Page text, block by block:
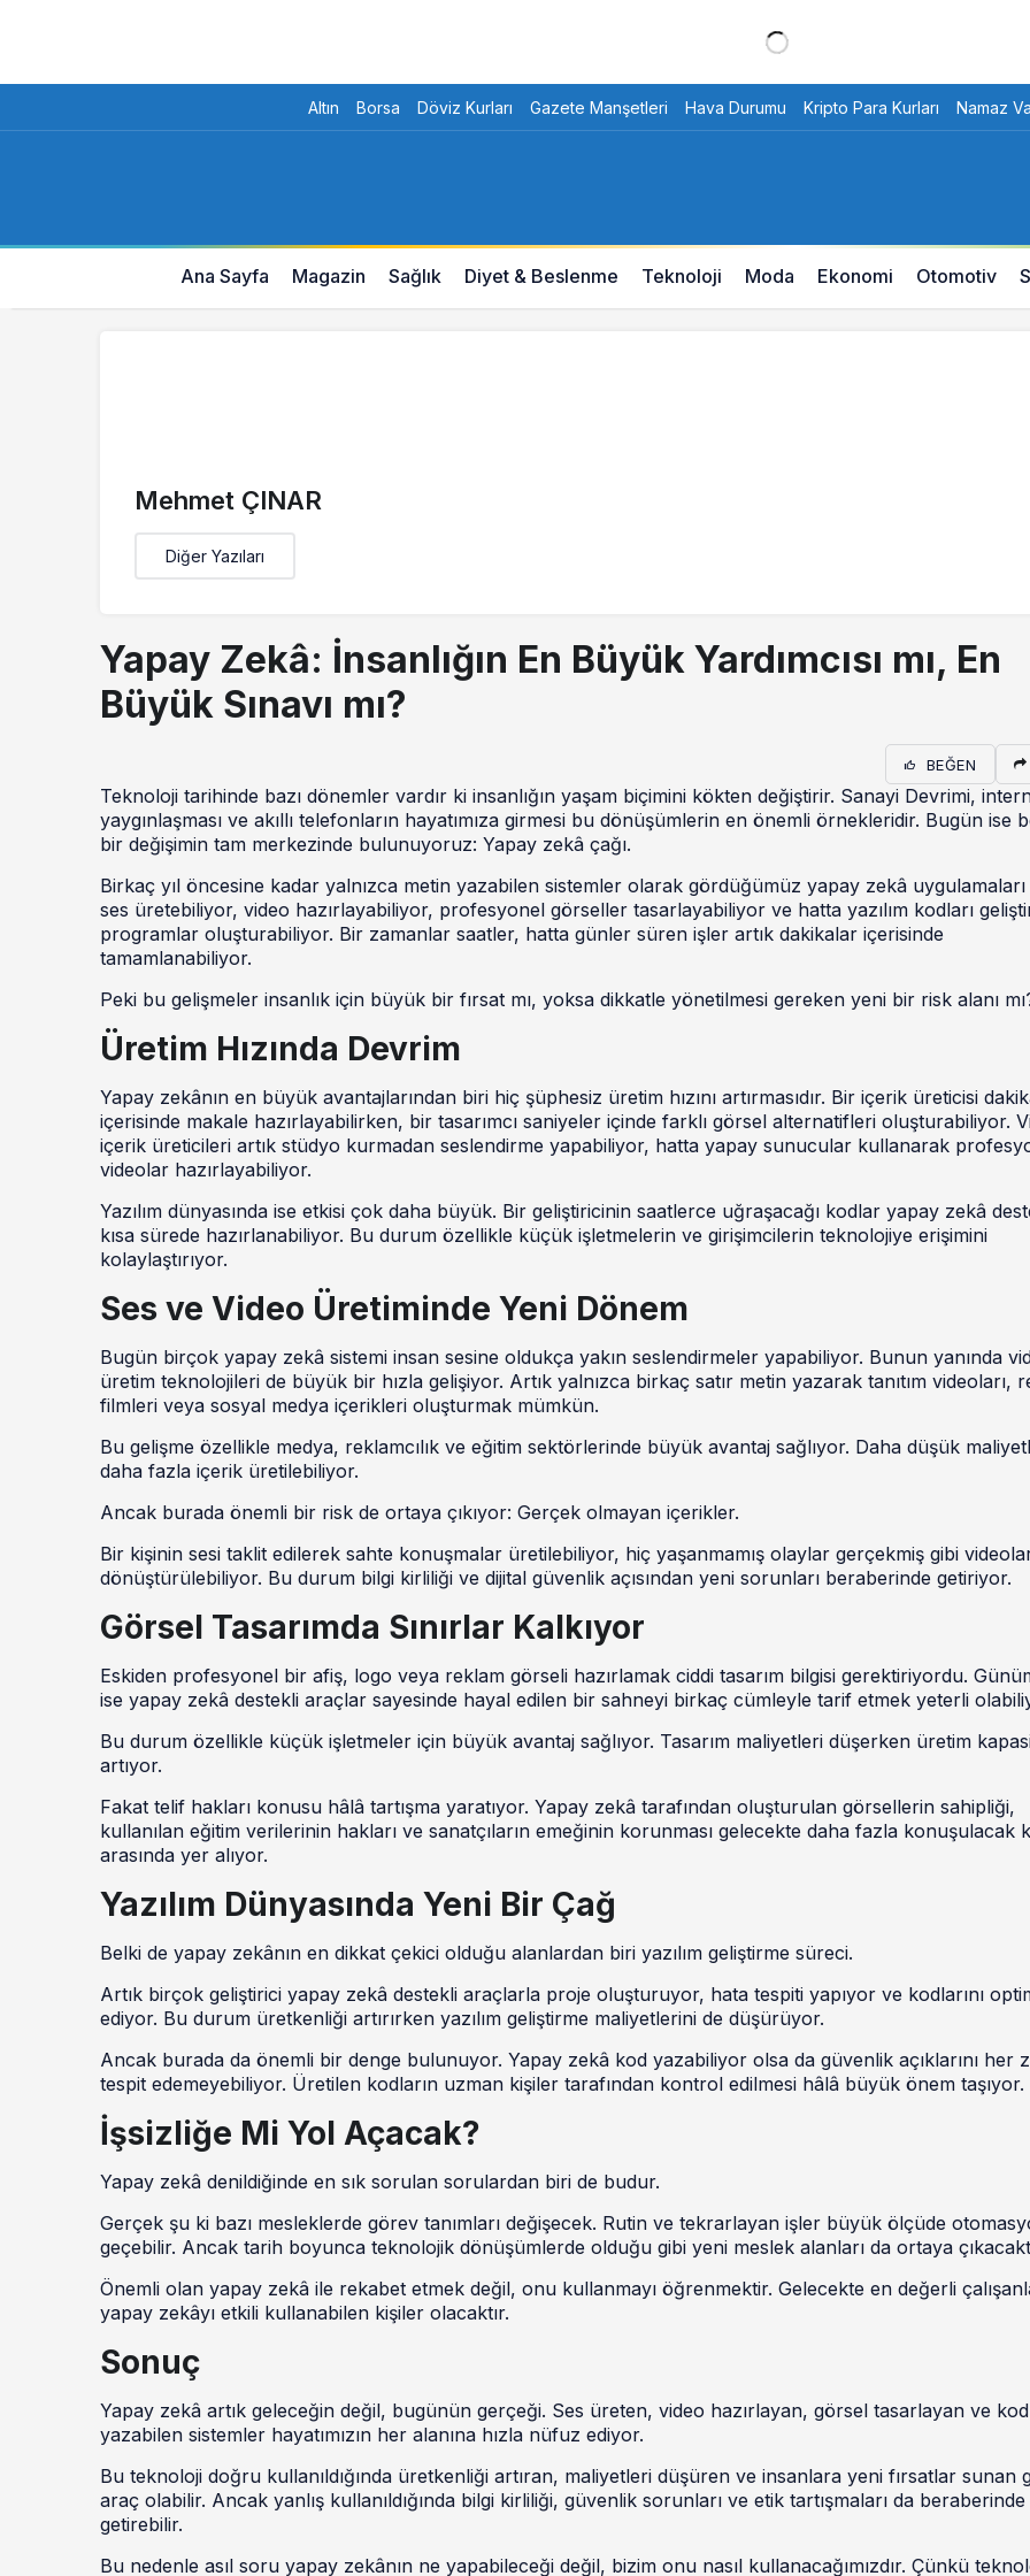
Altın Borsa Döviz Kurları Gazete Manşetleri Hava Durumu Kripto Para Kurları Namaz
Ana Sayfa Magazin Sağlık Diyet & Beslenme Teknoloji Moda Ekonomi Otomotiv
Mehmet ÇINAR
Diğer Yazıları
Yapay Zekâ: İnsanlığın En Büyük Yardımcısı mı, En
Büyük Sınavı mı?
BEĞEN
Teknoloji tarihinde bazı dönemler vardır ki insanlığın yaşam biçimini kökten değiştirir. Sanayi Devrimi,
yaygınlaşması ve akıllı telefonların hayatımıza girmesi bu dönüşümlerin en önemli örnekleridir. Bugün ise
bir değişimin tam merkezinde bulunuyoruz: Yapay zekâ çağı.
Birkaç yıl öncesine kadar yalnızca metin yazabilen sistemler olarak gördüğümüz yapay zekâ uygulamaları
ses üretebiliyor, video hazırlayabiliyor, profesyonel görseller tasarlayabiliyor ve hatta yazılım kodları
programlar oluşturabiliyor. Bir zamanlar saatler, hatta günler süren işler artık dakikalar içerisinde
tamamlanabiliyor.
Peki bu gelişmeler insanlık için büyük bir fırsat mı, yoksa dikkatle yönetilmesi gereken yeni bir risk alanı
Üretim Hızında Devrim
Yapay zekânın en büyük avantajlarından biri hiç şüphesiz üretim hızını artırmasıdır. Bir içerik üreticisi
içerisinde makale hazırlayabilirken, bir tasarımcı saniyeler içinde farklı görsel alternatifleri oluşturabiliyor.
içerik üreticileri artık stüdyo kurmadan seslendirme yapabiliyor, hatta yapay sunucular kullanarak
videolar hazırlayabiliyor.
Yazılım dünyasında ise etkisi çok daha büyük. Bir geliştiricinin saatlerce uğraşacağı kodlar yapay zekâ
kısa sürede hazırlanabiliyor. Bu durum özellikle küçük işletmelerin ve girişimcilerin teknolojiye erişimini
kolaylaştırıyor.
Ses ve Video Üretiminde Yeni Dönem
Bugün birçok yapay zekâ sistemi insan sesine oldukça yakın seslendirmeler yapabiliyor. Bunun yanında
üretim teknolojileri de büyük bir hızla gelişiyor. Artık yalnızca birkaç satır metin yazarak tanıtım videoları,
filmleri veya sosyal medya içerikleri oluşturmak mümkün.
Bu gelişme özellikle medya, reklamcılık ve eğitim sektörlerinde büyük avantaj sağlıyor. Daha düşük
daha fazla içerik üretilebiliyor.
Ancak burada önemli bir risk de ortaya çıkıyor: Gerçek olmayan içerikler.
Bir kişinin sesi taklit edilerek sahte konuşmalar üretilebiliyor, hiç yaşanmamış olaylar gerçekmiş gibi
dönüştürülebiliyor. Bu durum bilgi kirliliği ve dijital güvenlik açısından yeni sorunları beraberinde getiriyor.
Görsel Tasarımda Sınırlar Kalkıyor
Eskiden profesyonel bir afiş, logo veya reklam görseli hazırlamak ciddi tasarım bilgisi gerektiriyordu.
ise yapay zekâ destekli araçlar sayesinde hayal edilen bir sahneyi birkaç cümleyle tarif etmek yeterli
Bu durum özellikle küçük işletmeler için büyük avantaj sağlıyor. Tasarım maliyetleri düşerken üretim
artıyor.
Fakat telif hakları konusu hâlâ tartışma yaratıyor. Yapay zekâ tarafından oluşturulan görsellerin sahipliği,
kullanılan eğitim verilerinin hakları ve sanatçıların emeğinin korunması gelecekte daha fazla konuşulacak
arasında yer alıyor.
Yazılım Dünyasında Yeni Bir Çağ
Belki de yapay zekânın en dikkat çekici olduğu alanlardan biri yazılım geliştirme süreci.
Artık birçok geliştirici yapay zekâ destekli araçlarla proje oluşturuyor, hata tespiti yapıyor ve kodlarını
ediyor. Bu durum üretkenliği artırırken yazılım geliştirme maliyetlerini de düşürüyor.
Ancak burada da önemli bir denge bulunuyor. Yapay zekâ kod yazabiliyor olsa da güvenlik açıklarını her
tespit edemeyebiliyor. Üretilen kodların uzman kişiler tarafından kontrol edilmesi hâlâ büyük önem taşıyor.
İşsizliğe Mi Yol Açacak?
Yapay zekâ denildiğinde en sık sorulan sorulardan biri de budur.
Gerçek şu ki bazı mesleklerde görev tanımları değişecek. Rutin ve tekrarlayan işler büyük ölçüde
geçebilir. Ancak tarih boyunca teknolojik dönüşümlerde olduğu gibi yeni meslek alanları da ortaya
Önemli olan yapay zekâ ile rekabet etmek değil, onu kullanmayı öğrenmektir. Gelecekte en değerli
yapay zekâyı etkili kullanabilen kişiler olacaktır.
Sonuç
Yapay zekâ artık geleceğin değil, bugünün gerçeği. Ses üreten, video hazırlayan, görsel tasarlayan ve kod
yazabilen sistemler hayatımızın her alanına hızla nüfuz ediyor.
Bu teknoloji doğru kullanıldığında üretkenliği artıran, maliyetleri düşüren ve insanlara yeni fırsatlar sunan
araç olabilir. Ancak yanlış kullanıldığında bilgi kirliliği, güvenlik sorunları ve etik tartışmaları da beraberinde
getirebilir.
Bu nedenle asıl soru yapay zekânın ne yapabileceği değil, bizim onu nasıl kullanacağımızdır. Çünkü